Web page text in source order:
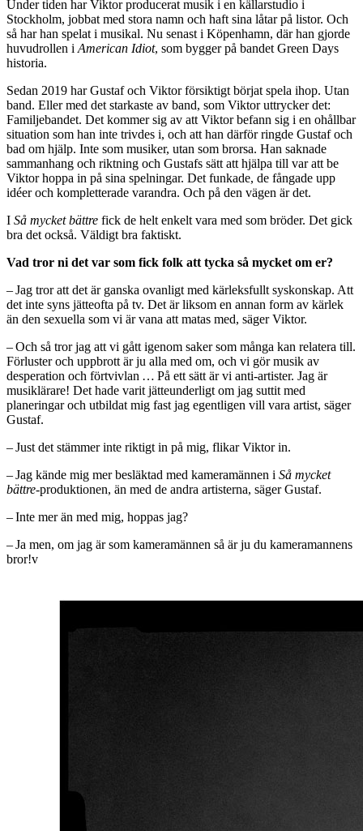
Under tiden har Viktor producerat musik i en källarstudio i
Stockholm, jobbat med stora namn och haft sina låtar på listor. Och
så har han spelat i musikal. Nu senast i Köpenhamn, där han gjorde
huvudrollen i American Idiot, som bygger på bandet Green Days
historia.
Sedan 2019 har Gustaf och Viktor försiktigt börjat spela ihop. Utan
band. Eller med det starkaste av band, som Viktor uttrycker det:
Familjebandet. Det kommer sig av att Viktor befann sig i en ohållbar
situation som han inte trivdes i, och att han därför ringde Gustaf och
bad om hjälp. Inte som musiker, utan som brorsa. Han saknade
sammanhang och riktning och Gustafs sätt att hjälpa till var att be
Viktor hoppa in på sina spelningar. Det funkade, de fångade upp
idéer och kompletterade varandra. Och på den vägen är det.
I Så mycket bättre fick de helt enkelt vara med som bröder. Det gick
bra det också. Väldigt bra faktiskt.
Vad tror ni det var som fick folk att tycka så mycket om er?
– Jag tror att det är ganska ovanligt med kärleksfullt syskonskap. Att
det inte syns jätteofta på tv. Det är liksom en annan form av kärlek
än den sexuella som vi är vana att matas med, säger Viktor.
– Och så tror jag att vi gått igenom saker som många kan relatera till.
Förluster och uppbrott är ju alla med om, och vi gör musik av
desperation och förtvivlan … På ett sätt är vi anti-artister. Jag är
musiklärare! Det hade varit jätteunderligt om jag suttit med
planeringar och utbildat mig fast jag egentligen vill vara artist, säger
Gustaf.
– Just det stämmer inte riktigt in på mig, flikar Viktor in.
– Jag kände mig mer besläktad med kameramännen i Så mycket
bättre-produktionen, än med de andra artisterna, säger Gustaf.
– Inte mer än med mig, hoppas jag?
– Ja men, om jag är som kameramännen så är ju du kameramannens
bror!v